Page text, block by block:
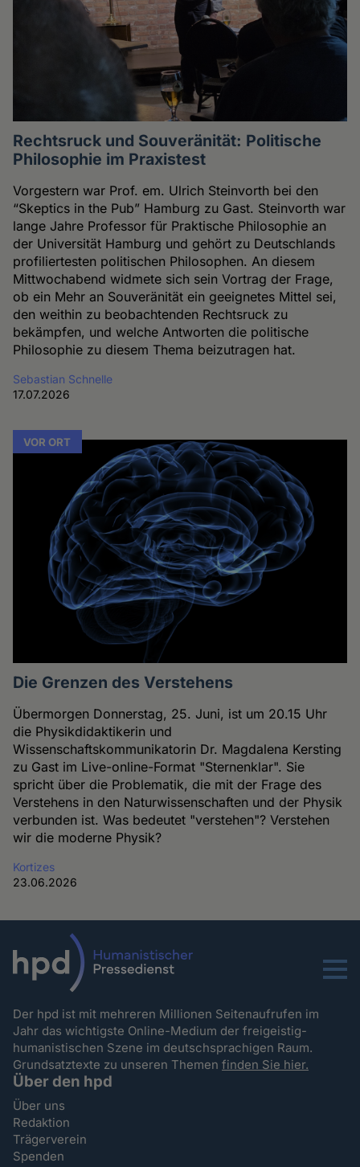
Rechtsruck und Souveränität: Politische
Philosophie im Praxistest
Vorgestern war Prof. em. Ulrich Steinvorth bei den
“Skeptics in the Pub” Hamburg zu Gast. Steinvorth war
lange Jahre Professor für Praktische Philosophie an
der Universität Hamburg und gehört zu Deutschlands
profiliertesten politischen Philosophen. An diesem
Mittwochabend widmete sich sein Vortrag der Frage,
ob ein Mehr an Souveränität ein geeignetes Mittel sei,
den weithin zu beobachtenden Rechtsruck zu
bekämpfen, und welche Antworten die politische
Philosophie zu diesem Thema beizutragen hat.
Sebastian Schnelle
17.07.2026
VOR ORT
Die Grenzen des Verstehens
Übermorgen Donnerstag, 25. Juni, ist um 20.15 Uhr
die Physikdidaktikerin und
Wissenschaftskommunikatorin Dr. Magdalena Kersting
zu Gast im Live-online-Format "Sternenklar". Sie
spricht über die Problematik, die mit der Frage des
Verstehens in den Naturwissenschaften und der Physik
verbunden ist. Was bedeutet "verstehen"? Verstehen
wir die moderne Physik?
Kortizes
23.06.2026
Menu
Der hpd ist mit mehreren Millionen Seitenaufrufen im
Jahr das wichtigste Online-Medium der freigeistig-
humanistischen Szene im deutschsprachigen Raum.
Grundsatztexte zu unseren Themenfinden Sie hier.
Über den hpd
Über uns
Redaktion
Trägerverein
Spenden